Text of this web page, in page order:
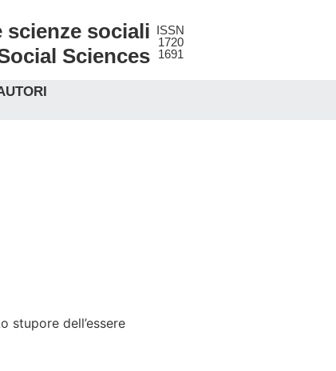
scienze sociali
Sciences
ISSN
1720
1691